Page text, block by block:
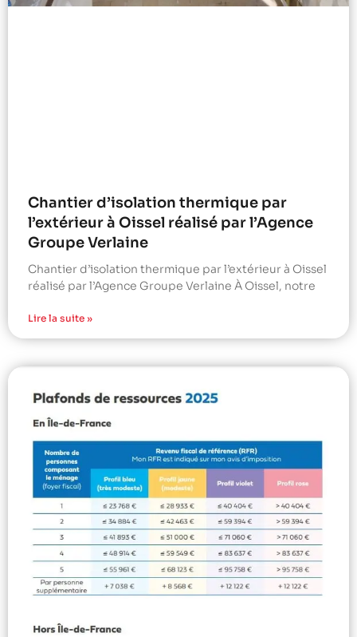
Chantier d’isolation thermique par
l’extérieur à Oissel réalisé par l’Agence
Groupe Verlaine
Chantier d’isolation thermique par l’extérieur à Oissel
réalisé par l’Agence Groupe Verlaine À Oissel, notre
Lire la suite »